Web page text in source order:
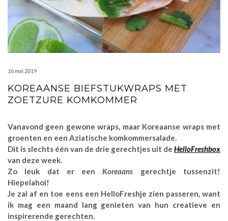
16 mei 2019
KOREAANSE BIEFSTUKWRAPS MET
ZOETZURE KOMKOMMER
Vanavond geen gewone wraps, maar Koreaanse wraps met
groenten en een Aziatische komkommersalade.
Dit is slechts één van de drie gerechtjes uit de HelloFreshbox
van deze week.
Zo leuk dat er eenKoreaans gerechtje tussenzit!
Hiepelahoi!
Je zal af en toe eens een HelloFreshje zien passeren, want
ik mag een maand lang genieten van hun creatieve en
inspirerende gerechten.